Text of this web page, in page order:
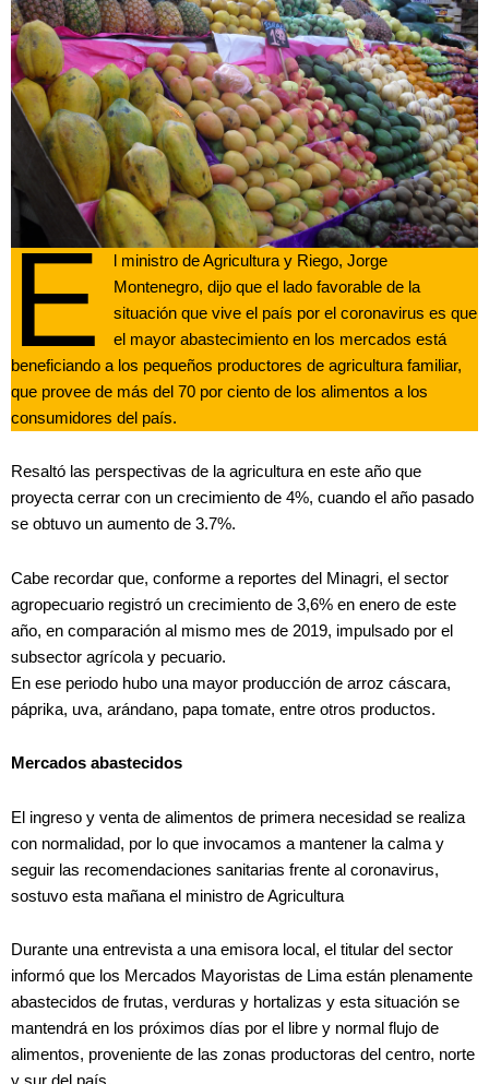
E
l ministro de Agricultura y Riego, Jorge
Montenegro, dijo que el lado favorable de la
situación que vive el país por el coronavirus es que
el mayor abastecimiento en los mercados está
beneficiando a los pequeños productores de agricultura familiar,
que provee de más del 70 por ciento de los alimentos a los
consumidores del país.
Resaltó las perspectivas de la agricultura en este año que
proyecta cerrar con un crecimiento de 4%, cuando el año pasado
se obtuvo un aumento de 3.7%.
Cabe recordar que, conforme a reportes del Minagri, el sector
agropecuario registró un crecimiento de 3,6% en enero de este
año, en comparación al mismo mes de 2019, impulsado por el
subsector agrícola y pecuario.
En ese periodo hubo una mayor producción de arroz cáscara,
páprika, uva, arándano, papa tomate, entre otros productos.
Mercados abastecidos
El ingreso y venta de alimentos de primera necesidad se realiza
con normalidad, por lo que invocamos a mantener la calma y
seguir las recomendaciones sanitarias frente al coronavirus,
sostuvo esta mañana el ministro de Agricultura
Durante una entrevista a una emisora local, el titular del sector
informó que los Mercados Mayoristas de Lima están plenamente
abastecidos de frutas, verduras y hortalizas y esta situación se
mantendrá en los próximos días por el libre y normal flujo de
alimentos, proveniente de las zonas productoras del centro, norte